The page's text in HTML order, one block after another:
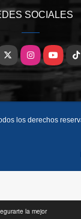
la mejor
SOCIALES
InstagramYouTube
los derechos